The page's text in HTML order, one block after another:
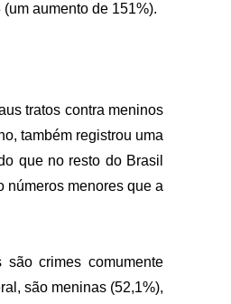
aumento de 151%).
tratos contra meninos
também registrou uma
que no resto do Brasil
números menores que a
crimes comumente
são meninas (52,1%),